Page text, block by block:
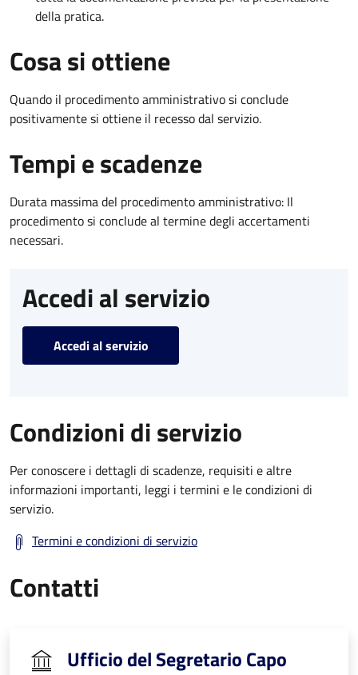
della pratica.
Cosa si ottiene
Quando il procedimento amministrativo si conclude
positivamente si ottiene il recesso dal servizio.
Tempi e scadenze
Durata massima del procedimento amministrativo: Il
procedimento si conclude al termine degli accertamenti
necessari.
Accedi al servizio
Accedi al servizio
Condizioni di servizio
Per conoscere i dettagli di scadenze, requisiti e altre
informazioni importanti, leggi i termini e le condizioni di
servizio.
Termini e condizioni di servizio
Contatti
Ufficio del Segretario Capo